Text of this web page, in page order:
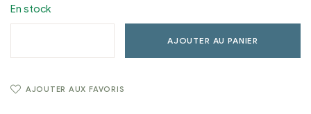
En stock
AJOUTER AU PANIER
AJOUTER AUX FAVORIS